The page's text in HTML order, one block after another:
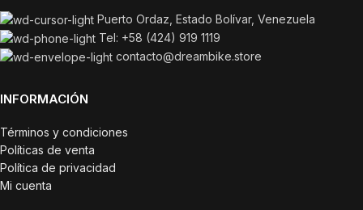
Puerto Ordaz, Estado Bolívar, Venezuela
Tel: +58 (424) 919 1119
contacto@dreambike.store
INFORMACIÓN
Términos y condiciones
Políticas de venta
Política de privacidad
Mi cuenta